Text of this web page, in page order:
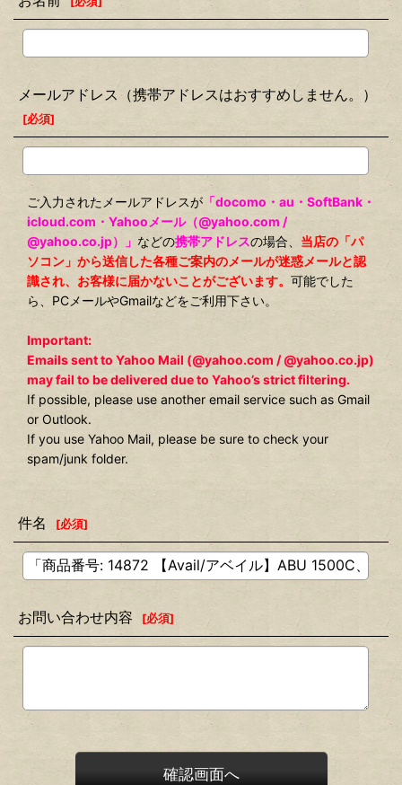
メールアドレス（携帯アドレスはおすすめしません。）
[必須]
ご入力されたメールアドレスが 「docomo・au・SoftBank・
icloud.com・Yahooメール（@yahoo.com /
@yahoo.co.jp）」 などの携帯アドレスの場合、 当店の「パ
ソコン」から送信した各種ご案内のメールが迷惑メールと認
識され、お客様に届かないことがございます。 可能でした
ら、PCメールやGmailなどをご利用下さい。
Important:
Emails sent to Yahoo Mail (@yahoo.com / @yahoo.co.jp)
may fail to be delivered due to Yahoo’s strict filtering.
If possible, please use another email service such as Gmail
or Outlook.
If you use Yahoo Mail, please be sure to check your
spam/junk folder.
件名 [必須]
お問い合わせ内容 [必須]
確認画面へ